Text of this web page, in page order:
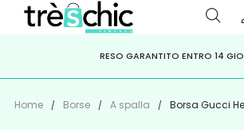
PAGA A RATE CONKLARNA,HEYLIGHT,
ISCRIVITI ALLA NEWSLETTER PER NON PERDERE
OFFERTE IMPERDIBILI!
RESO GARANTITO ENTRO 14
Home Borse A spalla Borsa Gucci